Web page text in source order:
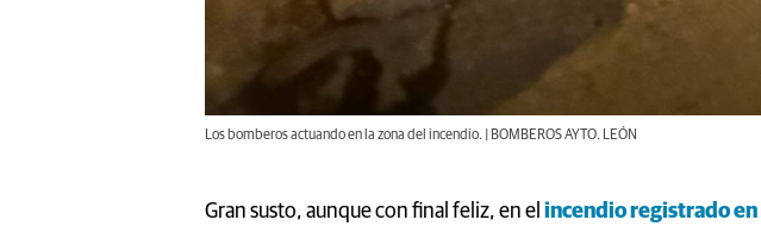
Los bomberos actuando en la zona del incendio. | BOMBEROS AYTO. LEÓN
Gran susto, aunque con final feliz, en el incendio registrado